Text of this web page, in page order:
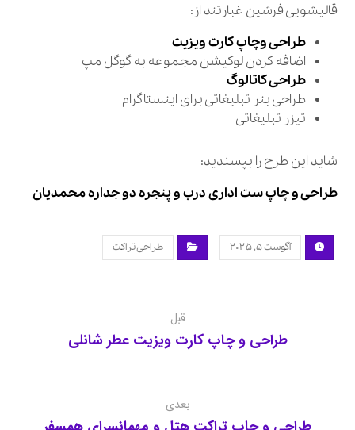
قالیشویی فرشین غبارتند از:
طراحی وچاپ کارت ویزیت
اضافه کردن لوکیشن مجموعه به گوگل مپ
طراحی کاتالوگ
طراحی بنر تبلیغاتی برای اینستاگرام
تیزر تبلیغاتی
شاید این طرح را بپسندید:
طراحی و چاپ ست اداری درب و پنجره دو جداره محمدیان
آگوست ۵, ۲۰۲۵ طراحی تراکت
قبل
طراحی و چاپ کارت ویزیت عطر شانلی
بعدی